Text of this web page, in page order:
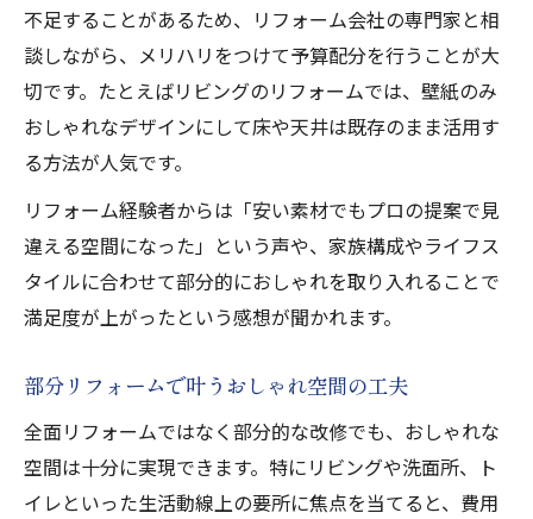
不足することがあるため、リフォーム会社の専門家と相
談しながら、メリハリをつけて予算配分を行うことが大
切です。たとえばリビングのリフォームでは、壁紙のみ
おしゃれなデザインにして床や天井は既存のまま活用す
る方法が人気です。
リフォーム経験者からは「安い素材でもプロの提案で見
違える空間になった」という声や、家族構成やライフス
タイルに合わせて部分的におしゃれを取り入れることで
満足度が上がったという感想が聞かれます。
部分リフォームで叶うおしゃれ空間の工夫
全面リフォームではなく部分的な改修でも、おしゃれな
空間は十分に実現できます。特にリビングや洗面所、ト
イレといった生活動線上の要所に焦点を当てると、費用